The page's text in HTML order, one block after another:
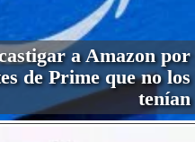
a Amazon por
de Prime que no los
tenían